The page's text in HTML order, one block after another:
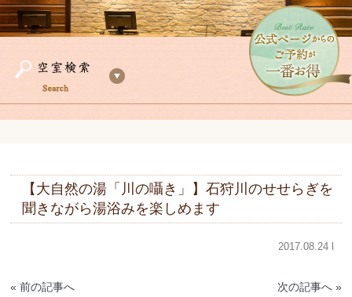
【大自然の湯「川の囁き」】石狩川のせせらぎを
聞きながら湯浴みを楽しめます
2017.08.24 l
« 前の記事へ 次の記事へ »